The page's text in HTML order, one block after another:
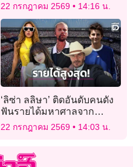
สหรัฐเล็งโจมตี
22 กรกฎาคม 2569 14:16 น.
‘ลิซ่า ลลิษา’ ติดอันดับคนดัง
ฟันรายได้มหาศาลจาก
ฟุตบอลโลก 2026 กวาดไป
เน้นๆ กว่า 400 ล้าน!
22 กรกฎาคม 2569 14:03 น.